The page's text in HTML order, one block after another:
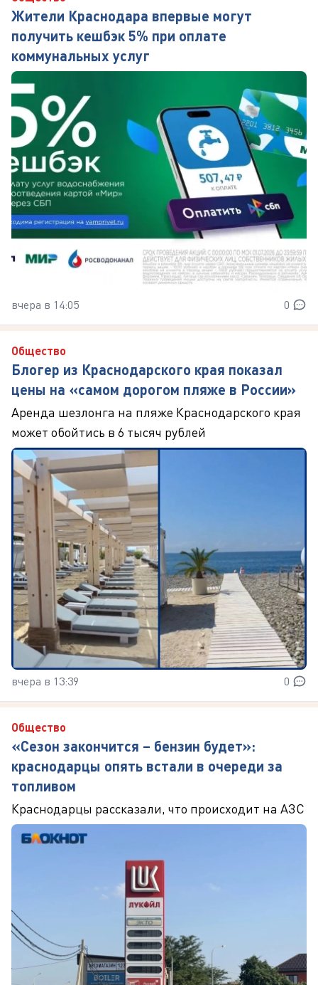
Жители Краснодара впервые могут
получить кешбэк 5% при оплате
коммунальных услуг
вчера в 14:05 0
Общество
Блогер из Краснодарского края показал
цены на «самом дорогом пляже в России»
Аренда шезлонга на пляже Краснодарского края
может обойтись в 6 тысяч рублей
вчера в 13:39 0
Общество
«Сезон закончится – бензин будет»:
краснодарцы опять встали в очереди за
топливом
Краснодарцы рассказали, что происходит на АЗС